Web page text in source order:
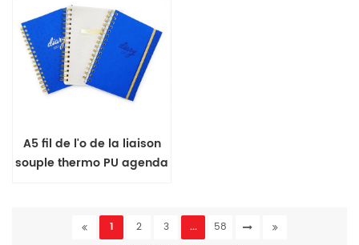
A5 fil de l'o de la liaison
souple thermo PU agenda
1 2 3 ...
58